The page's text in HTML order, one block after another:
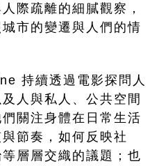
際疏離的細膩觀察，
市的變遷與人們的情
持續透過電影探問人
人與私人、公共空間
關注身體在日常生活
節奏，如何反映社
層層交織的議題；也